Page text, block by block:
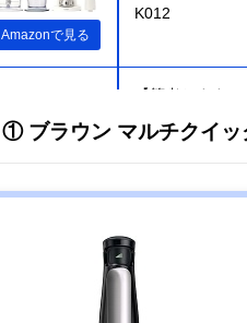
Amazonで見る
K012
【筆者おすす
ート コードレ
① ブラウン マルチクイッ